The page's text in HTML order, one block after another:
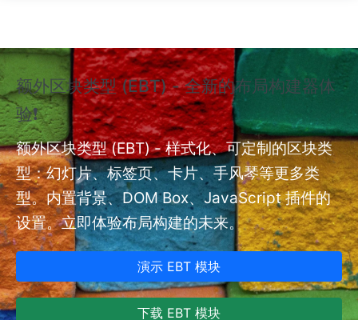
额外区块类型 (EBT) - 全新的布局构建器体
验❗
额外区块类型 (EBT) - 样式化、可定制的区块类
型：幻灯片、标签页、卡片、手风琴等更多类
型。内置背景、DOM Box、JavaScript 插件的
设置。立即体验布局构建的未来。
演示 EBT 模块
下载 EBT 模块
额